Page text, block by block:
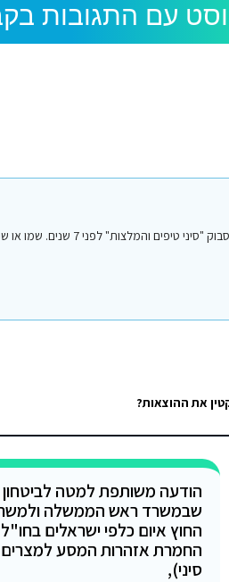
עם התגובות
הפוסט הנ"ל נכתב על ידי אחד
את ההוצאות?
הודעה משותפת למטה לביטחון
שבמשרד ראש הממשלה
החוץ איום כלפי ישראלים
החמרת אזהרות המסע למצרים
סיני),